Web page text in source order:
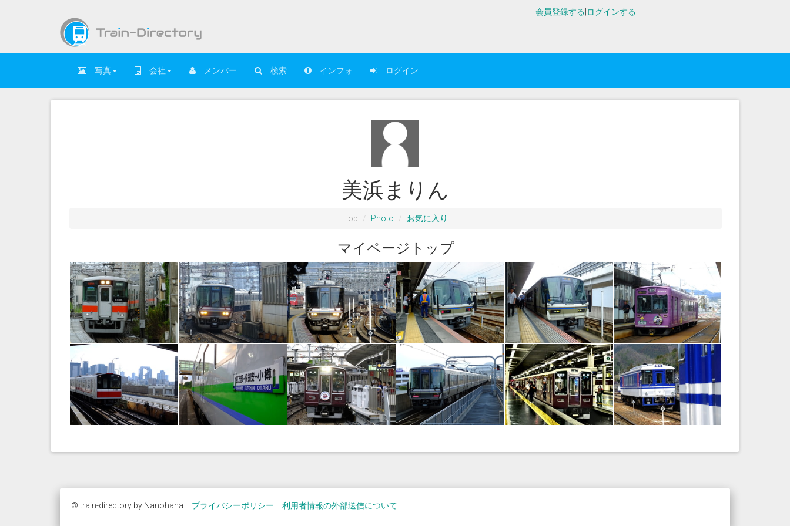
会員登録する ログインする
写真 会社 メンバー 検索 インフォ ログイン
美浜まりん
Top Photo お気に入り
マイページトップ
© train-directory by Nanohana プライバシーポリシー 利用者情報の外部送信について